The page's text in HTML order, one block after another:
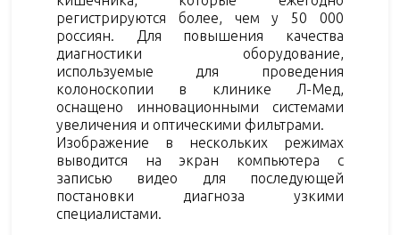
регистрируются более, чем у 50 000
россиян. Для повышения качества
диагностики оборудование,
используемые для проведения
колоноскопии в клинике Л-Мед,
оснащено инновационными системами
увеличения и оптическими фильтрами.
Изображение в нескольких режимах
выводится на экран компьютера с
записью видео для последующей
постановки диагноза узкими
специалистами.